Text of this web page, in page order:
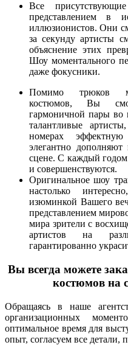
Все
представлением в
иллюзионистов. Они
за секунду артисты
объяснение этих
Шоу моментального
даже фокусники.
Помимо трюков
костюмов, Вы
гармоничной пары во
талантливые
номерах
элегантно
сцене. С каждый годом
и совершенствуются.
Оригинальное шоу
настолько
изюминкой Вашего
представлением
мира зрители с
артистов на
гарантированно
Вы всегда можете
костюмов на
Обращаясь в наше
организационных
оптимальное время для
опыт, согласуем все детали,